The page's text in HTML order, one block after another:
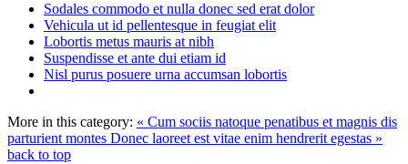
Sodales commodo et nulla donec sed erat dolor
Vehicula ut id pellentesque in feugiat elit
Lobortis metus mauris at nibh
Suspendisse et ante dui etiam id
Nisl purus posuere urna accumsan lobortis
More in this category: « Cum sociis natoque penatibus et magnis dis
parturient montes Donec laoreet est vitae enim hendrerit egestas »
back to top